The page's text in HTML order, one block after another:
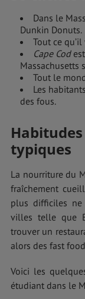
Dans le
Dunkin Donuts.
Tout ce
Cape Cod
Massachusetts
Tout le
Les
des fous.
typiques
La nourriture du
fraîchement
plus difficiles
villes telle que
trouver un
alors des fast
Voici les
étudiant dans le